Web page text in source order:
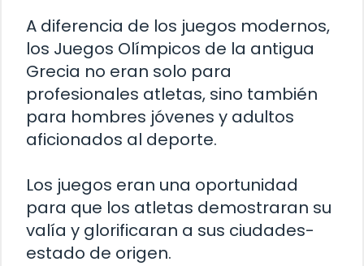
A diferencia de los juegos modernos,
los Juegos Olímpicos de la antigua
Grecia no eran solo para
profesionales atletas, sino también
para hombres jóvenes y adultos
aficionados al deporte.
Los juegos eran una oportunidad
para que los atletas demostraran su
valía y glorificaran a sus ciudades-
estado de origen.